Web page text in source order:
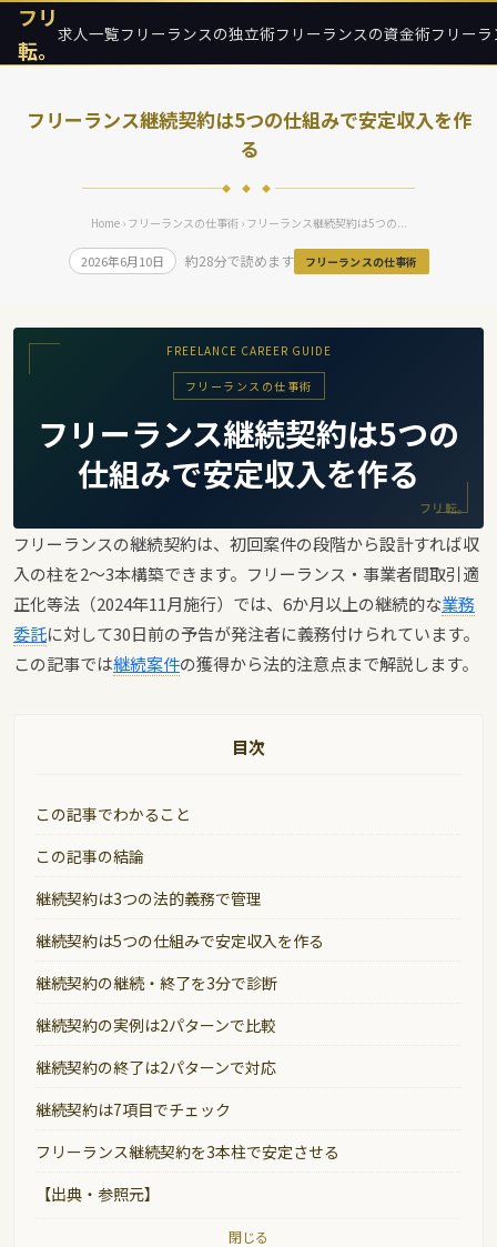
フリ
転。
求人一覧フリーランスの独立術フリーランスの資金術フリー
フリーランス継続契約は5つの仕組みで安定収入を作
る
◆ ◆ ◆
Home› フリーランスの仕事術› フリーランス継続契約は5つの...
2026年6月10日 約28分で読めます フリーランスの仕事術
FREELANCE CAREER GUIDE
フリーランスの仕事術
フリーランス継続契約は5つの
仕組みで安定収入を作る
フリ転。
フリーランスの継続契約は、初回案件の段階から設計すれば収
入の柱を2〜3本構築できます。フリーランス・事業者間取引適
正化等法（2024年11月施行）では、6か月以上の継続的な業務
委託に対して30日前の予告が発注者に義務付けられています。
この記事では継続案件の獲得から法的注意点まで解説します。
目次
この記事でわかること
この記事の結論
継続契約は3つの法的義務で管理
継続契約は5つの仕組みで安定収入を作る
継続契約の継続・終了を3分で診断
継続契約の実例は2パターンで比較
継続契約の終了は2パターンで対応
継続契約は7項目でチェック
フリーランス継続契約を3本柱で安定させる
【出典・参照元】
閉じる